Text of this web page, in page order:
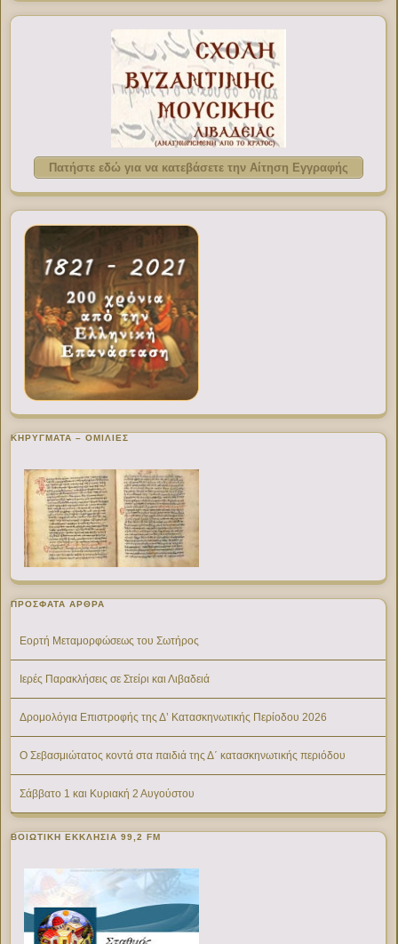
Πατήστε εδώ για να κατεβάσετε την Αίτηση Εγγραφής
ΚΗΡΥΓΜΑΤΑ – ΟΜΙΛΙΕΣ
ΠΡΌΣΦΑΤΑ ΆΡΘΡΑ
Εορτή Μεταμορφώσεως του Σωτήρος
Ιερές Παρακλήσεις σε Στείρι και Λιβαδειά
Δρομολόγια Επιστροφής της Δ’ Κατασκηνωτικής Περίοδου 2026
Ο Σεβασμιώτατος κοντά στα παιδιά της Δ΄ κατασκηνωτικής περιόδου
Σάββατο 1 και Κυριακή 2 Αυγούστου
ΒΟΙΩΤΙΚΉ ΕΚΚΛΗΣΊΑ 99,2 FM